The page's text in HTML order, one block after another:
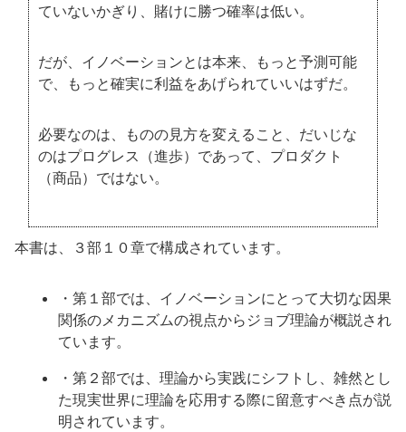
ていないかぎり、賭けに勝つ確率は低い。
だが、イノベーションとは本来、もっと予測可能
で、もっと確実に利益をあげられていいはずだ。
必要なのは、ものの見方を変えること、だいじな
のはプログレス（進歩）であって、プロダクト
（商品）ではない。
本書は、３部１０章で構成されています。
・第１部では、イノベーションにとって大切な因果
関係のメカニズムの視点からジョブ理論が概説され
ています。
・第２部では、理論から実践にシフトし、雑然とし
た現実世界に理論を応用する際に留意すべき点が説
明されています。